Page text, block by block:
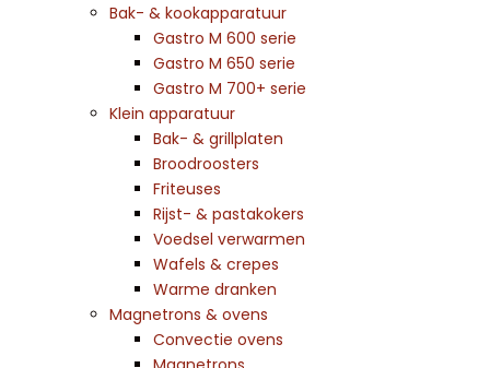
Bak- & kookapparatuur
Gastro M 600 serie
Gastro M 650 serie
Gastro M 700+ serie
Klein apparatuur
Bak- & grillplaten
Broodroosters
Friteuses
Rijst- & pastakokers
Voedsel verwarmen
Wafels & crepes
Warme dranken
Magnetrons & ovens
Convectie ovens